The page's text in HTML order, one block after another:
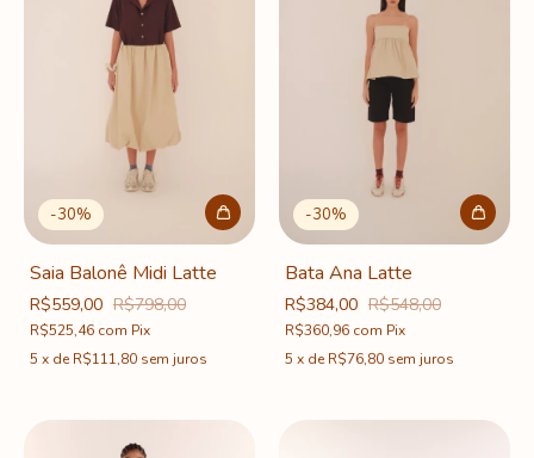
-30%
Saia Balonê Midi Latte
R$559,00 R$798,00
R$525,46 com Pix
5 x deR$111,80 sem juros
-30%
Bata Ana Latte
R$384,00 R$548,00
R$360,96 com Pix
5 x deR$76,80 sem juros